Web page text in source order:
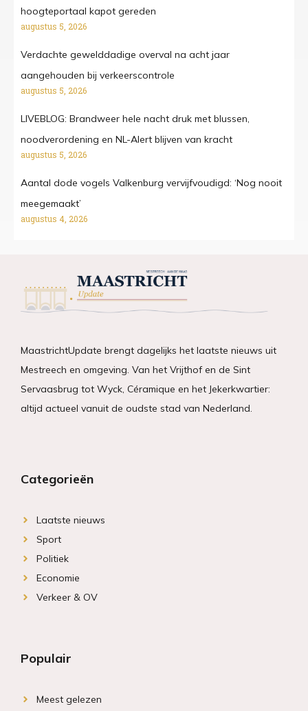
hoogteportaal kapot gereden
augustus 5, 2026
Verdachte gewelddadige overval na acht jaar
aangehouden bij verkeerscontrole
augustus 5, 2026
LIVEBLOG: Brandweer hele nacht druk met blussen,
noodverordening en NL-Alert blijven van kracht
augustus 5, 2026
Aantal dode vogels Valkenburg vervijfvoudigd: ‘Nog nooit
meegemaakt’
augustus 4, 2026
MaastrichtUpdate brengt dagelijks het laatste nieuws uit
Mestreech en omgeving. Van het Vrijthof en de Sint
Servaasbrug tot Wyck, Céramique en het Jekerkwartier:
altijd actueel vanuit de oudste stad van Nederland.
Categorieën
Laatste nieuws
Sport
Politiek
Economie
Verkeer & OV
Populair
Meest gelezen